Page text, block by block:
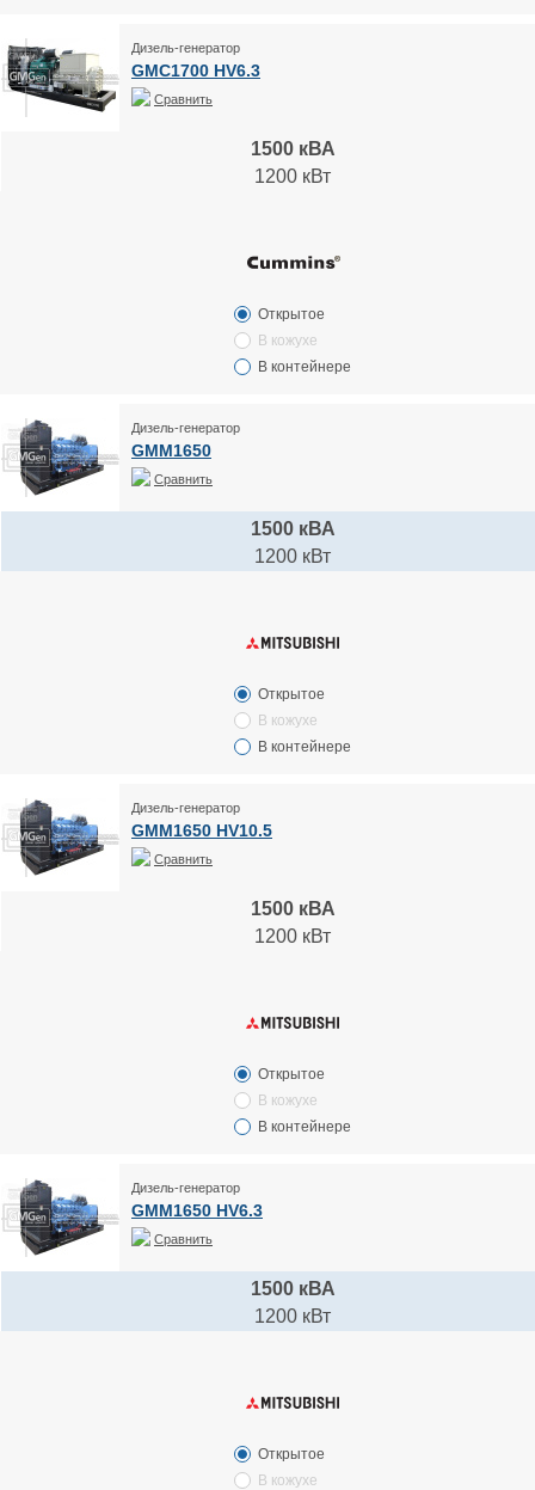
Дизель-генератор
GMC1700 HV6.3
Сравнить
1500 кВА
1200 кВт
Открытое
В кожухе
В контейнере
Дизель-генератор
GMM1650
Сравнить
1500 кВА
1200 кВт
Открытое
В кожухе
В контейнере
Дизель-генератор
GMM1650 HV10.5
Сравнить
1500 кВА
1200 кВт
Открытое
В кожухе
В контейнере
Дизель-генератор
GMM1650 HV6.3
Сравнить
1500 кВА
1200 кВт
Открытое
В кожухе